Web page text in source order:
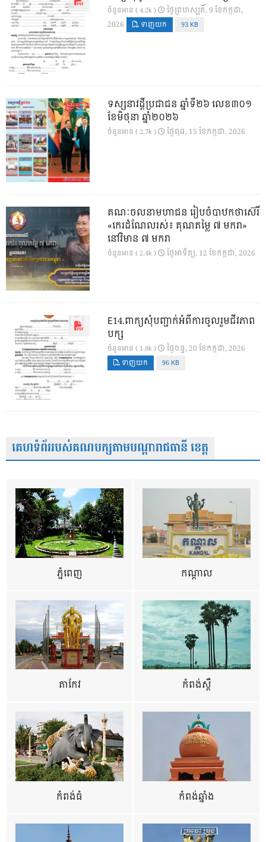
ចំនួនអាន ( 4.2k )
ថ្ងៃ​ព្រហស្បតិ៍, 9 ខែ​កក្កដា,
2026
ទាញយក 93 KB
ទស្សនាវដ្ដីប្រជាជន ឆ្នាំទី២៦ លេខ៣០១
ខែមិថុនា ឆ្នាំ២០២៦
ចំនួនអាន ( 2.7k ) ថ្ងៃ​ពុធ, 15 ខែ​កក្កដា, 2026
គណៈចលនាមហាជន រៀបចំបាឋកថាស៊េរី
«កេរដំណែលរស់៖ គុណតម្លៃ ៧ មករា»
នៅវិមាន ៧ មករា
ចំនួនអាន ( 2.4k ) ថ្ងៃ​អាទិត្យ, 12 ខែ​កក្កដា, 2026
E14.ពាក្យសុំបញ្ជាក់អំពីការចូលរួមជីវភាព
បក្ស
ចំនួនអាន ( 1.8k ) ថ្ងៃ​ចន្ទ, 20 ខែ​កក្កដា, 2026
ទាញយក 96 KB
គេហទំព័ររបស់គណបក្សតាមបណ្តារាជធានី ខេត្ត
ភ្នំពេញ កណ្តាល
តាកែវ កំពង់ស្ពឺ
កំពង់ធំ កំពង់ឆ្នាំង